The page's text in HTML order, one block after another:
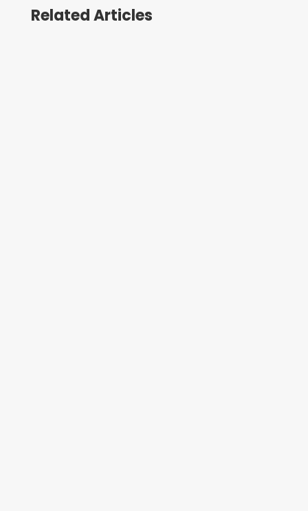
Related Articles